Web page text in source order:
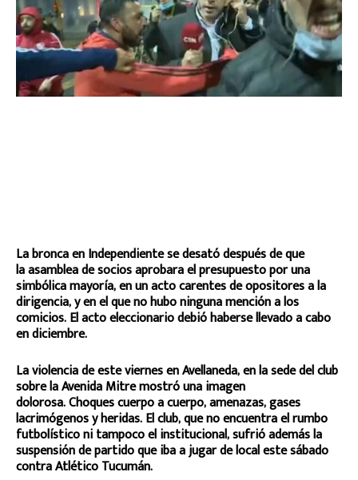
La bronca en Independiente se desató después de que
la asamblea de socios aprobara el presupuesto por una
simbólica mayoría, en un acto carentes de opositores a la
dirigencia, y en el que no hubo ninguna mención a los
comicios. El acto eleccionario debió haberse llevado a cabo
en diciembre.
La violenciade este viernes en Avellaneda, en la sede del club
sobre la Avenida Mitre mostró una imagen
dolorosa. Choques cuerpo a cuerpo, amenazas, gases
lacrimógenos y heridas. El club, que no encuentra el rumbo
futbolístico ni tampoco el institucional, sufrió además la
suspensión de partido que iba a jugar de local este sábado
contra Atlético Tucumán.